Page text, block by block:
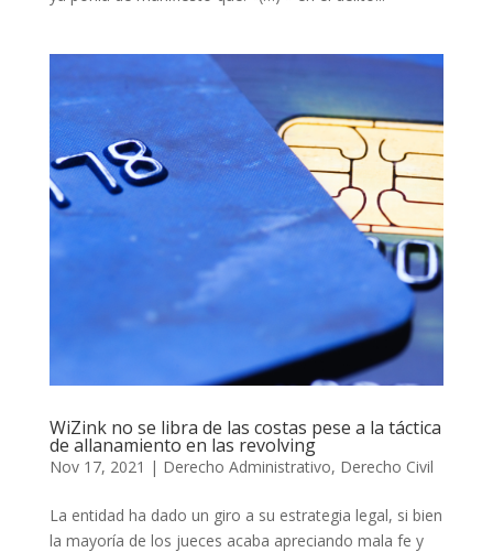
WiZink no se libra de las costas pese a la táctica
de allanamiento en las revolving
Nov 17, 2021 | Derecho Administrativo, Derecho Civil
La entidad ha dado un giro a su estrategia legal, si bien
la mayoría de los jueces acaba apreciando mala fe y